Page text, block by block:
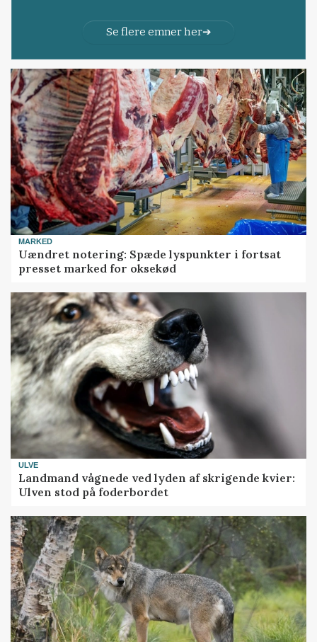
Se flere emner her
MARKED
Uændret notering: Spæde lyspunkter i fortsat
presset marked for oksekød
ULVE
Landmand vågnede ved lyden af skrigende kvier:
Ulven stod på foderbordet